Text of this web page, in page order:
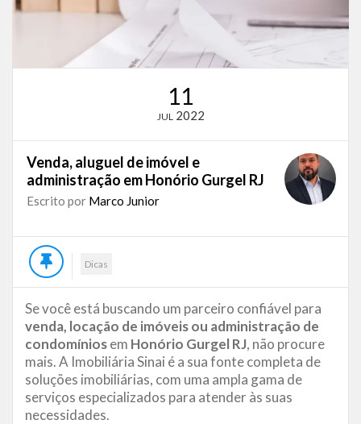
11
JUL 2022
Venda, aluguel de imóvel e
administração em Honório Gurgel RJ
Escrito por Marco Junior
Dicas
Se você está buscando um parceiro confiável para
venda, locação de imóveis ou administração de
condomíniosem Honório Gurgel RJ, não procure
mais. A Imobiliária Sinai é a sua fonte completa de
soluções imobiliárias, com uma ampla gama de
serviços especializados para atender às suas
necessidades.